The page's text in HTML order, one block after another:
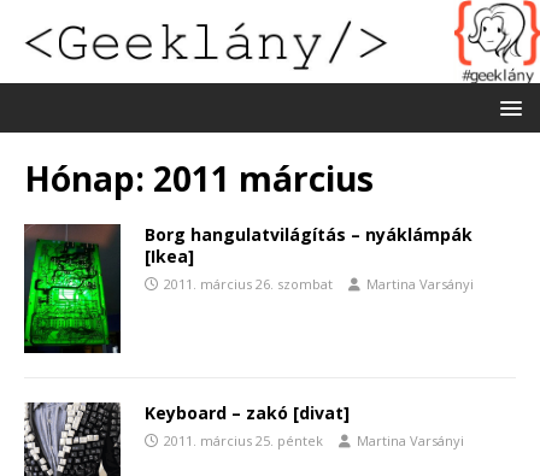
Hónap: 2011 március
Borg hangulatvilágítás – nyáklámpák
[Ikea]
2011. március 26. szombat Martina Varsányi
Keyboard – zakó [divat]
2011. március 25. péntek Martina Varsányi